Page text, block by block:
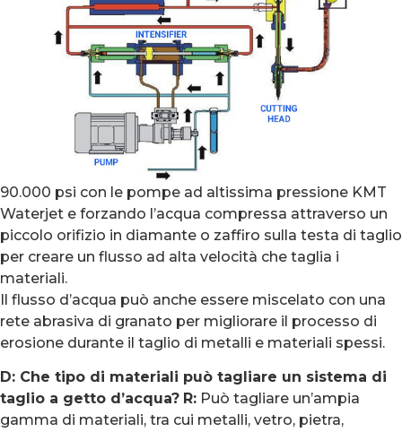
90.000 psi con le pompe ad altissima pressione KMT
Waterjet e forzando l’acqua compressa attraverso un
piccolo orifizio in diamante o zaffiro sulla testa di taglio
per creare un flusso ad alta velocità che taglia i
materiali.
Il flusso d’acqua può anche essere miscelato con una
rete abrasiva di granato per migliorare il processo di
erosione durante il taglio di metalli e materiali spessi.
D: Che tipo di materiali può tagliare un sistema di
taglio a getto d’acqua? R: Può tagliare un’ampia
gamma di materiali, tra cui metalli, vetro, pietra,